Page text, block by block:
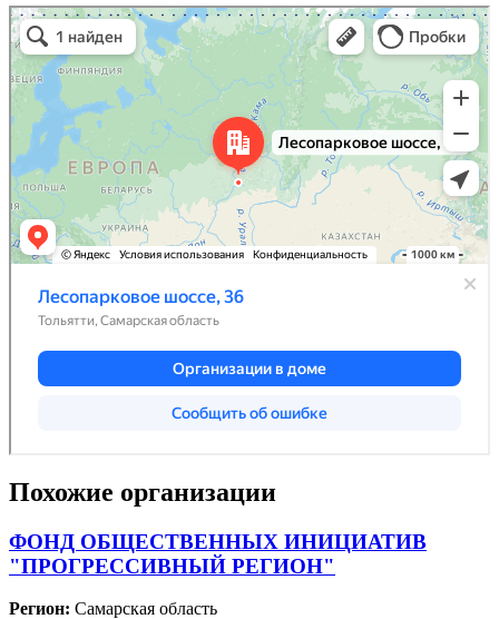
Похожие организации
ФОНД ОБЩЕСТВЕННЫХ ИНИЦИАТИВ
"ПРОГРЕССИВНЫЙ РЕГИОН"
Регион: Самарская область